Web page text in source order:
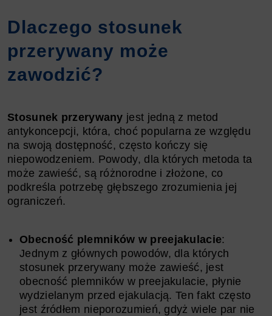
Dlaczego stosunek
przerywany może
zawodzić?
Stosunek przerywany jest jedną z metod
antykoncepcji, która, choć popularna ze względu
na swoją dostępność, często kończy się
niepowodzeniem. Powody, dla których metoda ta
może zawieść, są różnorodne i złożone, co
podkreśla potrzebę głębszego zrozumienia jej
ograniczeń.
Obecność plemników w preejakulacie:
Jednym z głównych powodów, dla których
stosunek przerywany może zawieść, jest
obecność plemników w preejakulacie, płynie
wydzielanym przed ejakulacją. Ten fakt często
jest źródłem nieporozumień, gdyż wiele par nie